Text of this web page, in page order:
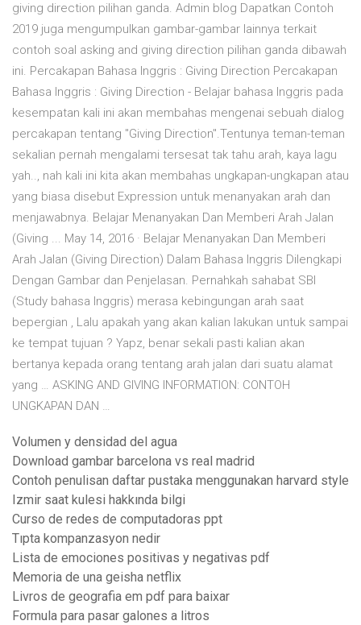
giving direction pilihan ganda. Admin blog Dapatkan Contoh
2019 juga mengumpulkan gambar-gambar lainnya terkait
contoh soal asking and giving direction pilihan ganda dibawah
ini. Percakapan Bahasa Inggris : Giving Direction Percakapan
Bahasa Inggris : Giving Direction - Belajar bahasa Inggris pada
kesempatan kali ini akan membahas mengenai sebuah dialog
percakapan tentang "Giving Direction".Tentunya teman-teman
sekalian pernah mengalami tersesat tak tahu arah, kaya lagu
yah.., nah kali ini kita akan membahas ungkapan-ungkapan atau
yang biasa disebut Expression untuk menanyakan arah dan
menjawabnya. Belajar Menanyakan Dan Memberi Arah Jalan
(Giving ... May 14, 2016 · Belajar Menanyakan Dan Memberi
Arah Jalan (Giving Direction) Dalam Bahasa Inggris Dilengkapi
Dengan Gambar dan Penjelasan. Pernahkah sahabat SBI
(Study bahasa Inggris) merasa kebingungan arah saat
bepergian , Lalu apakah yang akan kalian lakukan untuk sampai
ke tempat tujuan ? Yapz, benar sekali pasti kalian akan
bertanya kepada orang tentang arah jalan dari suatu alamat
yang … ASKING AND GIVING INFORMATION: CONTOH
UNGKAPAN DAN …
Volumen y densidad del agua
Download gambar barcelona vs real madrid
Contoh penulisan daftar pustaka menggunakan harvard style
Izmir saat kulesi hakkında bilgi
Curso de redes de computadoras ppt
Tıpta kompanzasyon nedir
Lista de emociones positivas y negativas pdf
Memoria de una geisha netflix
Livros de geografia em pdf para baixar
Formula para pasar galones a litros